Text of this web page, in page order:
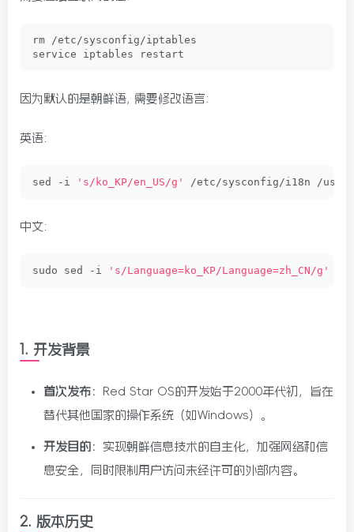
rm /etc/sysconfig/iptables
service iptables restart
因为默认的是朝鲜语, 需要修改语言:
英语:
sed -i 's/ko_KP/en_US/g' /etc/sysconfig/i18n /usr/
中文:
sudo sed -i 's/Language=ko_KP/Language=zh_CN/g'
1. 开发背景
首次发布 ：Red Star OS的开发始于2000年代初，旨在
替代其他国家的操作系统（如Windows）。
开发目的 ：实现朝鲜信息技术的自主化，加强网络和信
息安全，同时限制用户访问未经许可的外部内容。
2. 版本历史